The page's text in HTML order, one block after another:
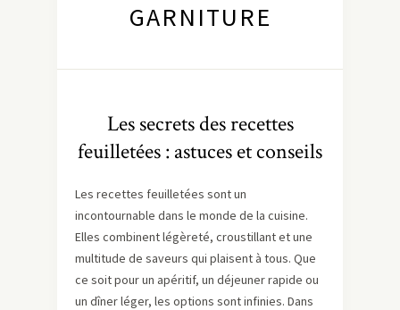
GARNITURE
Les secrets des recettes
feuilletées : astuces et conseils
Les recettes feuilletées sont un
incontournable dans le monde de la cuisine.
Elles combinent légèreté, croustillant et une
multitude de saveurs qui plaisent à tous. Que
ce soit pour un apéritif, un déjeuner rapide ou
un dîner léger, les options sont infinies. Dans